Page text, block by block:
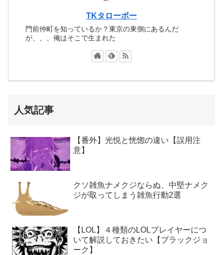
TKタローボー
門前仲町を知っているか？東京の東側にあるんだ
が、、、俺はそこで生まれた
人気記事
【番外】光悦と恍惚の違い【誤用注
意】
クソ雑魚ナメクジならぬ、中堅ナメク
ジが取ってしまう雑魚行動2選
【LOL】４種類のLOLプレイヤーにつ
いて解説しておきたい【ブラックジョ
ーク】